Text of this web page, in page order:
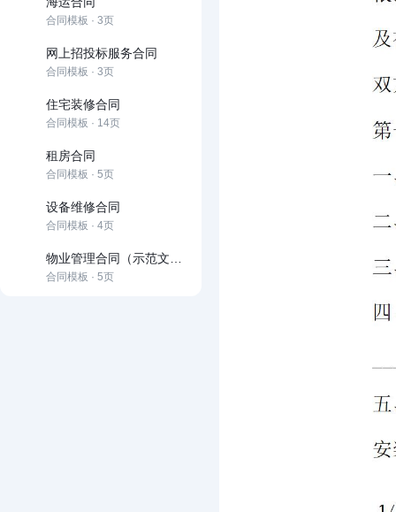
合同模板 · 3页
网上招投标服务合同
合同模板 · 3页
住宅装修合同
合同模板 · 14页
租房合同
合同模板 · 5页
设备维修合同
合同模板 · 4页
合同模板 · 5页